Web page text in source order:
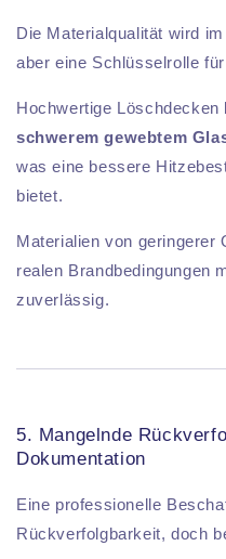
Die Materialqualität wird
aber eine Schlüsselrolle
Hochwertige
schwerem gewebtem
was eine bessere
bietet.
Materialien von geringerer
realen Brandbedingungen
zuverlässig.
5. Mangelnde
Dokumentation
Eine professionelle
Rückverfolgbarkeit, doch